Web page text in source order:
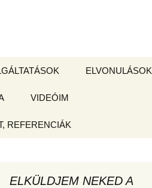
BOLT
ELVONULÁSOK
VIDEÓIM
REFERENCIÁK
ELKÜLDJEM NEKED A